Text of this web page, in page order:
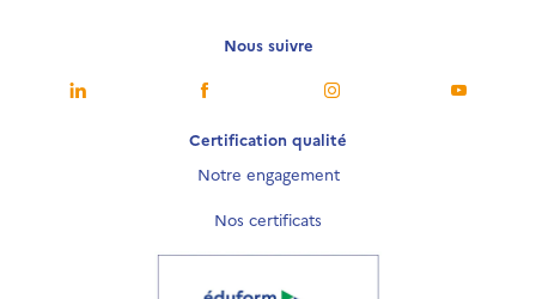
Nous suivre
Certification qualité
Notre engagement
Nos certificats